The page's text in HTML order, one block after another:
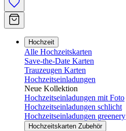
Hochzeit
Alle Hochzeitskarten
Save-the-Date Karten
Trauzeugen Karten
Hochzeitseinladungen
Neue Kollektion
Hochzeitseinladungen mit Foto
Hochzeitseinladungen schlicht
Hochzeitseinladungen greenery
Hochzeitskarten Zubehör